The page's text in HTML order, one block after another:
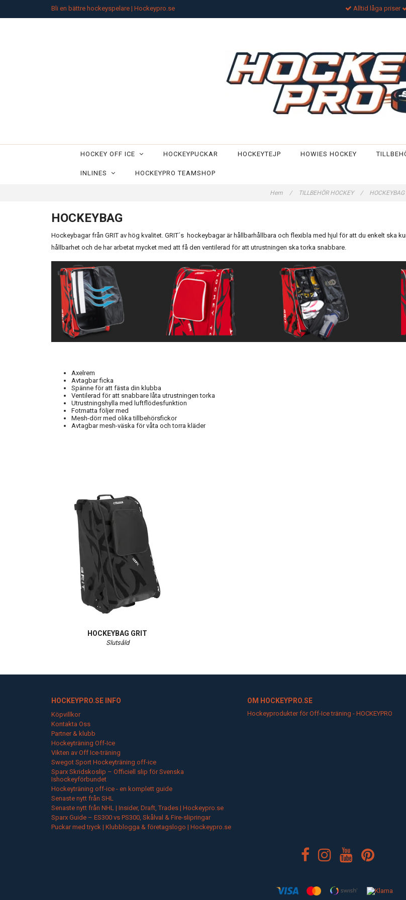
Bli en bättre hockeyspelare | Hockeypro.se Alltid låga priser
HOCKEY OFF ICE HOCKEYPUCKAR HOCKEYTEJP HOWIES HOCKEY
INLINES HOCKEYPRO TEAMSHOP
Hem / TILLBEHÖR HOCKEY / HOCKEYBAG
HOCKEYBAG
Hockeybagar från GRIT av hög kvalitet. GRIT´s hockeybagar är hållbarhållbara och flexibla med hjul för att du enkelt ska
hållbarhet och de har arbetat mycket med att få den ventilerad för att utrustningen ska torka snabbare.
Axelrem
Avtagbar ficka
Spänne för att fästa din klubba
Ventilerad för att snabbare låta utrustningen torka
Utrustningshylla med luftflödesfunktion
Fotmatta följer med
Mesh-dörr med olika tillbehörsfickor
Avtagbar mesh-väska för våta och torra kläder
HOCKEYBAG GRIT
Slutsåld
HOCKEYPRO.SE INFO
Köpvillkor
Kontakta Oss
Partner & klubb
Hockeyträning Off-Ice
Vikten av Off Ice-träning
Swegot Sport Hockeyträning off-ice
Sparx Skridskoslip – Officiell slip för Svenska
Ishockeyförbundet
Hockeyträning off-ice - en komplett guide
Senaste nytt från SHL
Senaste nytt från NHL | Insider, Draft, Trades | Hockeypro.se
Sparx Guide – ES300 vs PS300, Skålval & Fire-slipringar
Puckar med tryck | Klubblogga & företagslogo | Hockeypro.se
OM HOCKEYPRO.SE
Hockeyprodukter för Off-Ice träning - HOCKEYPRO